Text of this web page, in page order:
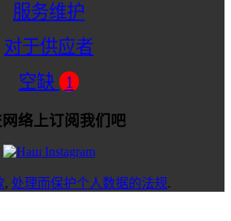
服务维护
对于供应者
空缺 1
络上订阅我们吧
, 处理而保护个人数据的法规.